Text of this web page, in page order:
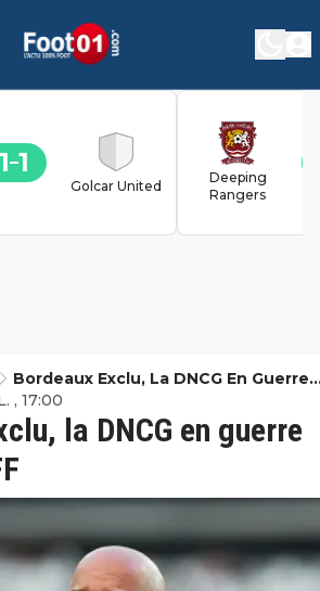
1 1
Golcar United
Deeping
Rangers
Bordeaux Exclu, La DNCG En Guerre
Contre La FFF
la DNCG en guerre
, 17:00